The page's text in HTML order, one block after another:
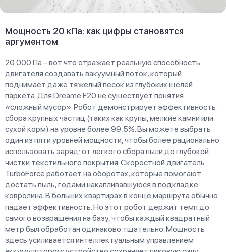
Мощность 20 кПа: как цифры становятся
аргументом
20 000 Па – вот что отражает реальную способность
двигателя создавать вакуумный поток, который
поднимает даже тяжелый песок из глубоких щелей
паркета. Для Dreame F20 не существует понятия
«сложный мусор». Робот демонстрирует эффективность
сбора крупных частиц (таких как крупы, мелкие камни или
сухой корм) на уровне более 99,5%. Вы можете выбрать
один из пяти уровней мощности, чтобы более рационально
использовать заряд: от легкого сбора пыли до глубокой
чистки текстильного покрытия. Скоростной двигатель
TurboForce работает на оборотах, которые помогают
достать пыль, годами накапливавшуюся в подкладке
ковролина. В больших квартирах в конце маршрута обычно
падает эффективность. Но этот робот держит темп до
самого возвращения на базу, чтобы каждый квадратный
метр был обработан одинаково тщательно. Мощность
здесь усиливается интеллектуальным управлением